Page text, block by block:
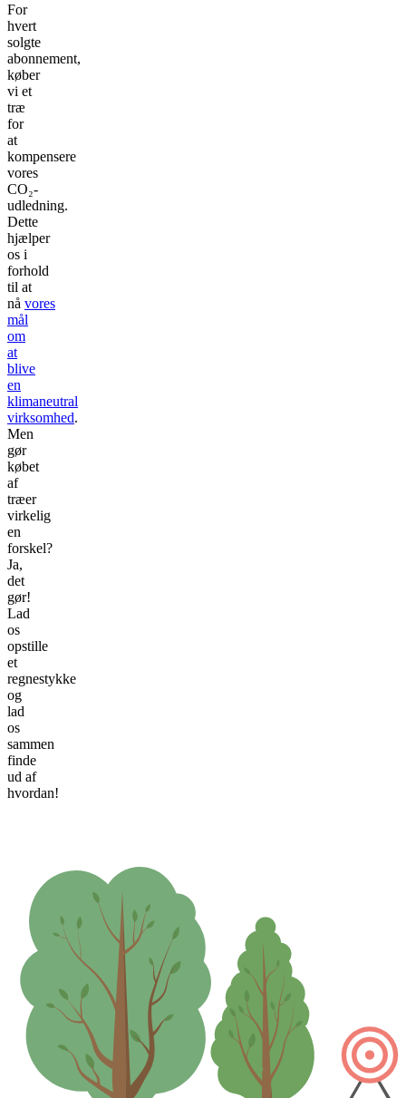
For
hvert
solgte
abonnement,
køber
vi et
træ
for
at
kompensere
vores
CO₂-
udledning.
Dette
hjælper
os i
forhold
til at
nå vores
mål
om
at
blive
en
klimaneutral
virksomhed.
Men
gør
købet
af
træer
virkelig
en
forskel?
Ja,
det
gør!
Lad
os
opstille
et
regnestykke
og
lad
os
sammen
finde
ud af
hvordan!